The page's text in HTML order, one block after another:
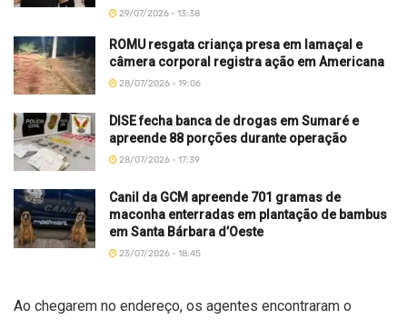
29/07/2026 - 13:38
ROMU resgata criança presa em lamaçal e
câmera corporal registra ação em Americana
28/07/2026 - 19:06
DISE fecha banca de drogas em Sumaré e
apreende 88 porções durante operação
28/07/2026 - 17:39
Canil da GCM apreende 701 gramas de
maconha enterradas em plantação de bambus
em Santa Bárbara d’Oeste
23/07/2026 - 18:45
Ao chegarem no endereço, os agentes encontraram o